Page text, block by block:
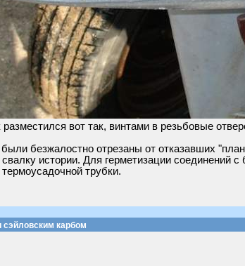
вот так, винтами в резьбовые
безжалостно отрезаны от отказавших
истории. Для герметизации соединений с
трубки.
карбом